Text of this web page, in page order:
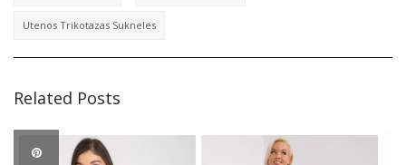
Utenos Trikotazas Sukneles
Related Posts